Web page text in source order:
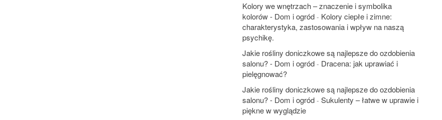
Kolory we wnętrzach – znaczenie i symbolika
kolorów - Dom i ogród - Kolory ciepłe i zimne:
charakterystyka, zastosowania i wpływ na naszą
psychikę.
Jakie rośliny doniczkowe są najlepsze do ozdobienia
salonu? - Dom i ogród - Dracena: jak uprawiać i
pielęgnować?
Jakie rośliny doniczkowe są najlepsze do ozdobienia
salonu? - Dom i ogród - Sukulenty – łatwe w uprawie i
piękne w wyglądzie